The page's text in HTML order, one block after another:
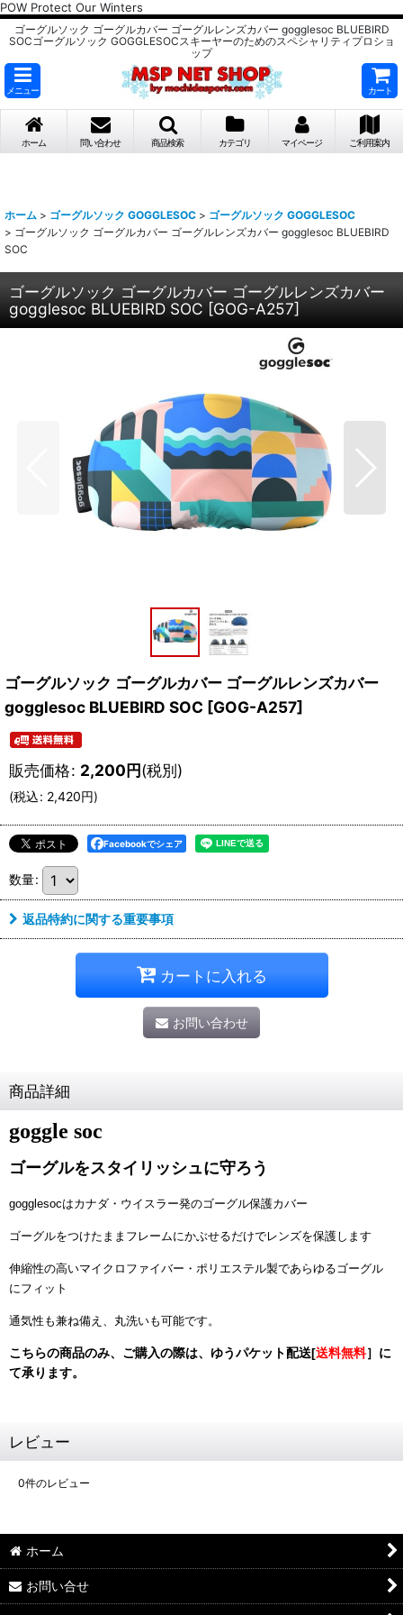
POW Protect Our Winters
ゴーグルソック ゴーグルカバー ゴーグルレンズカバー gogglesoc BLUEBIRD
SOCゴーグルソック GOGGLESOCスキーヤーのためのスペシャリティプロショ
ップ
メニュー カート
ホーム 問い合わせ 商品検索 カテゴリ マイページ ご利用案内
ホーム > ゴーグルソック GOGGLESOC > ゴーグルソック GOGGLESOC
> ゴーグルソック ゴーグルカバー ゴーグルレンズカバー gogglesoc BLUEBIRD
SOC
ゴーグルソック ゴーグルカバー ゴーグルレンズカバー
gogglesoc BLUEBIRD SOC [GOG-A257]
ゴーグルソック ゴーグルカバー ゴーグルレンズカバー
gogglesoc BLUEBIRD SOC [GOG-A257]
販売価格: 2,200円(税別)
(税込: 2,420円)
Facebookでシェア
数量:
返品特約に関する重要事項
カートに入れる
お問い合わせ
商品詳細
goggle soc
ゴーグルをスタイリッシュに守ろう
gogglesocはカナダ・ウイスラー発のゴーグル保護カバー
ゴーグルをつけたままフレームにかぶせるだけでレンズを保護します
伸縮性の高いマイクロファイバー・ポリエステル製であらゆるゴーグル
にフィット
通気性も兼ね備え、丸洗いも可能です。
こちらの商品のみ、ご購入の際は、ゆうパケット配送[送料無料］に
て承ります。
レビュー
0件のレビュー
ホーム
お問い合せ